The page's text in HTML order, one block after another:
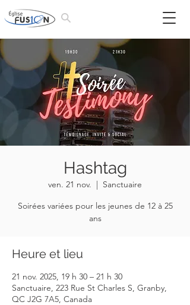
Hashtag
ven. 21 nov.
  |
Sanctuaire
Soirées variées pour les jeunes de 12 à 25
ans
Heure et lieu
21 nov. 2025, 19 h 30 – 21 h 30
Sanctuaire, 223 Rue St Charles S, Granby,
QC J2G 7A5, Canada